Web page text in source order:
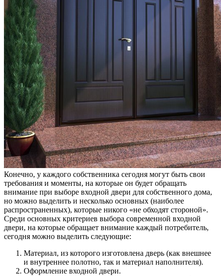
Конечно, у каждого собственника сегодня могут быть свои
требования и моменты, на которые он будет обращать
внимание при выборе входной двери для собственного дома,
но можно выделить и несколько основных (наиболее
распространенных), которые никого «не обходят стороной».
Среди основных критериев выбора современной входной
двери, на которые обращает внимание каждый потребитель,
сегодня можно выделить следующие:
Материал, из которого изготовлена дверь (как внешнее
и внутреннее полотно, так и материал наполнителя).
Оформление входной двери.